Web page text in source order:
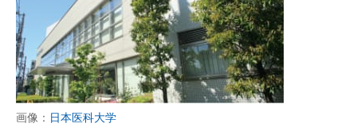
画像： 日本医科大学